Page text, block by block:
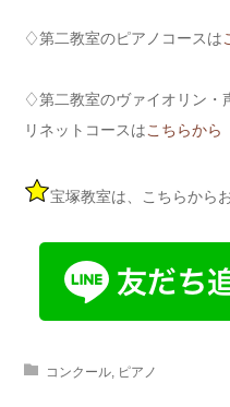
♢第二教室のピアノコースは
♢第二教室のヴァイオリン・
リネットコースはこちらから
宝塚教室は、こちらから
コンクール, ピアノ